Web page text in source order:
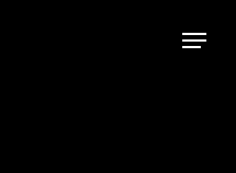
Menu